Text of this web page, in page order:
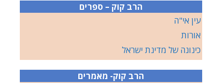
הרב קוק – ספרים
עין אי"ה
אורות
כינונה של מדינת ישראל
הרב קוק- מאמרים